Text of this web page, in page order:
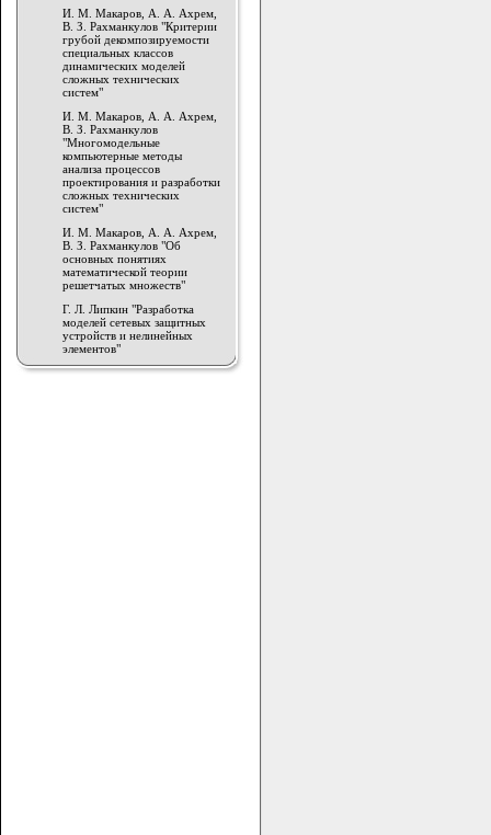
И. М. Макаров, А. А. Ахрем,
В. З. Рахманкулов "Критерии
грубой декомпозируемости
специальных классов
динамических моделей
сложных технических
систем"
И. М. Макаров, А. А. Ахрем,
В. З. Рахманкулов
"Многомодельные
компьютерные методы
анализа процессов
проектирования и разработки
сложных технических
систем"
И. М. Макаров, А. А. Ахрем,
В. З. Рахманкулов "Об
основных понятиях
математической теории
решетчатых множеств"
Г. Л. Липкин "Разработка
моделей сетевых защитных
устройств и нелинейных
элементов"